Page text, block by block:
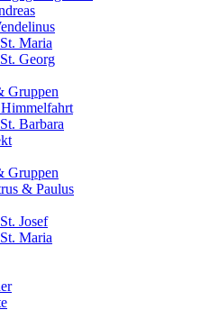
Maria
Georg
Gruppen
Barbara
Gruppen
& Paulus
Josef
Maria